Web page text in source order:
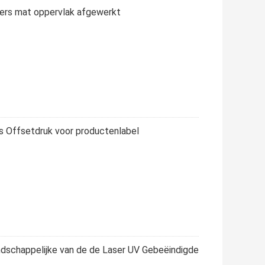
mat oppervlak afgewerkt
Offsetdruk voor productenlabel
van de de Laser UV Gebeëindigde